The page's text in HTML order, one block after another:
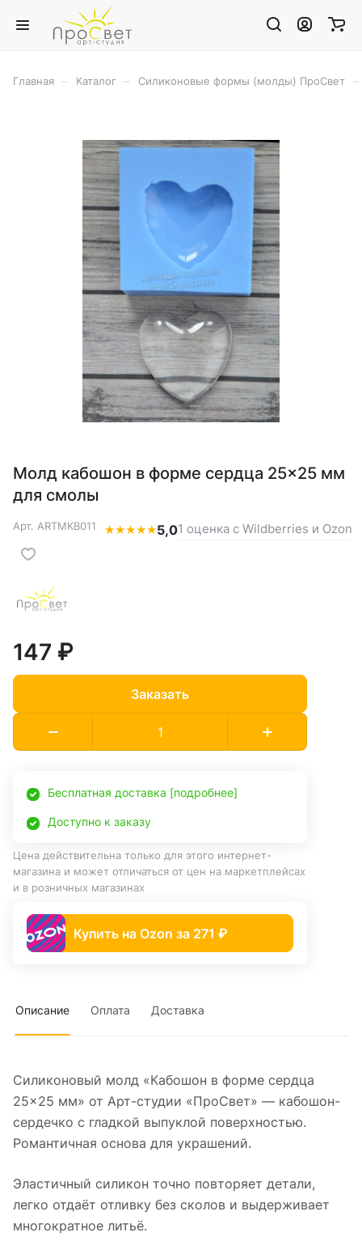
Главная Каталог Силиконовые формы (молды) ПроСвет
Молд кабошон в форме сердца 25×25 мм
для смолы
Арт. ARTMKB011 ★★★★★5,01 оценка с Wildberries и Ozon
147 ₽
Заказать
Бесплатная доставка [подробнее]
Доступно к заказу
Цена действительна только для этого интернет-
магазина и может отличаться от цен на маркетплейсах
и в розничных магазинах
Купить на Ozon за 271 ₽
Описание Оплата Доставка
Силиконовый молд «Кабошон в форме сердца
25×25 мм» от Арт-студии «ПроСвет» — кабошон-
сердечко с гладкой выпуклой поверхностью.
Романтичная основа для украшений.
Эластичный силикон точно повторяет детали,
легко отдаёт отливку без сколов и выдерживает
многократное литьё.